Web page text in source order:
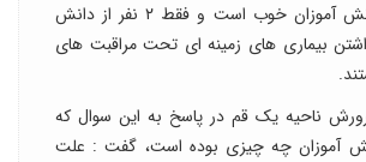
عمومی تمامی دانش آموزان خوب است و فقط ۲ نفر از دانش
بیماری های زمینه ای تحت مراقبت های
ناحیه یک قم در پاسخ به این سوال که
آموزان چه چیزی بوده است، گفت : علت